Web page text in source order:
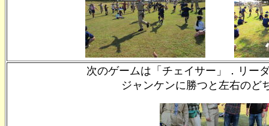
次のゲームは「チェイサー」．リー
ジャンケンに勝つと左右のど